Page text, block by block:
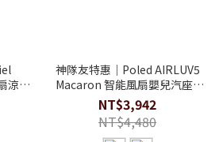
涼感
神隊友特惠｜Poled AIRLUV5
Macaron 智能風扇嬰兒汽座 /
推車涼感墊
NT$3,942
NT$4,480